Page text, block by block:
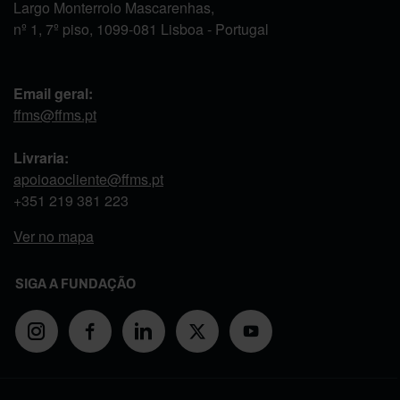
Largo Monterroio Mascarenhas,
nº 1, 7º piso, 1099-081 Lisboa - Portugal
Email geral:
ffms@ffms.pt
Livraria:
apoioaocliente@ffms.pt
+351 219 381 223
Ver no mapa
SIGA A FUNDAÇÃO